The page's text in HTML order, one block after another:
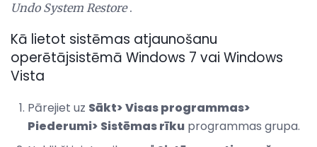
Undo System Restore.
Kā lietot sistēmas atjaunošanu
operētājsistēmā Windows 7 vai Windows
Vista
Pārejiet uz Sākt>Visas programmas>
Piederumi> Sistēmas rīku programmas grupa.